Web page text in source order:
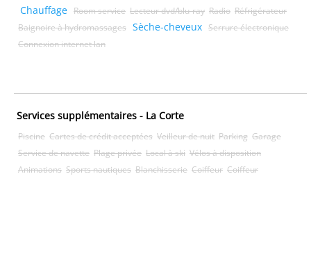
Chauffage Room service Lecteur dvd/blu-ray Radio Réfrigérateur
Baignoire à hydromassages Sèche-cheveux Serrure électronique
Connexion internet lan
Services supplémentaires - La Corte
Piscine Cartes de crédit acceptées Veilleur de nuit Parking Garage
Service de navette Plage privée Local à ski Vélos à disposition
Animations Sports nautiques Blanchisserie Coiffeur Coiffeur